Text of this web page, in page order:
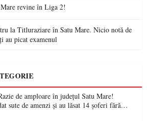
revine în Liga 2!
la Titluraziare în Satu Mare. Nicio notă de
au picat examenul
de amploare în județul Satu Mare!
sute de amenzi și au lăsat 14 șoferi fără
zi